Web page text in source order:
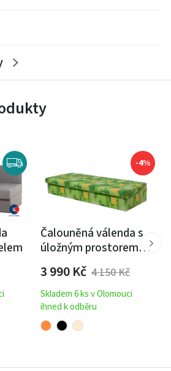
-4%
Čalouněná válenda s
úložným prostorem
Karel - molitanová
3 990Kč 4 150Kč
Skladem 6 ks v Olomouci
ihned k odběru